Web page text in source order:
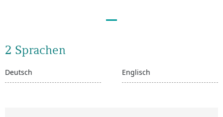
2 Sprachen
Deutsch Englisch